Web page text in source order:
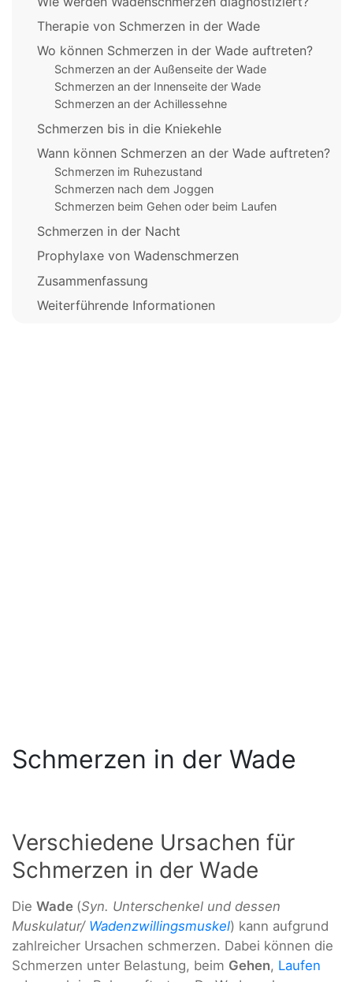
Therapie von Schmerzen in der Wade
Wo können Schmerzen in der Wade auftreten?
Schmerzen an der Außenseite der Wade
Schmerzen an der Innenseite der Wade
Schmerzen an der Achillessehne
Schmerzen bis in die Kniekehle
Wann können Schmerzen an der Wade auftreten?
Schmerzen im Ruhezustand
Schmerzen nach dem Joggen
Schmerzen beim Gehen oder beim Laufen
Schmerzen in der Nacht
Prophylaxe von Wadenschmerzen
Zusammenfassung
Weiterführende Informationen
Schmerzen in der Wade
Verschiedene Ursachen für
Schmerzen in der Wade
Die Wade (Syn. Unterschenkel und dessen
Muskulatur/ Wadenzwillingsmuskel) kann aufgrund
zahlreicher Ursachen schmerzen. Dabei können die
Schmerzen unter Belastung, beim Gehen, Laufen